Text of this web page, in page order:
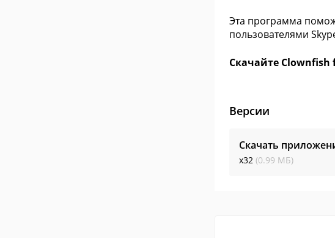
Эта программа
пользователями
Скачайте Clownfish
Версии
Скачать
x32 (0.99 МБ)